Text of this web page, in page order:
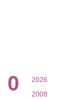
0
2026
2008